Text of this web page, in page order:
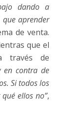
dando a
que aprender
de venta.
que el
través de
en contra de
Si todos los
ellos no”,